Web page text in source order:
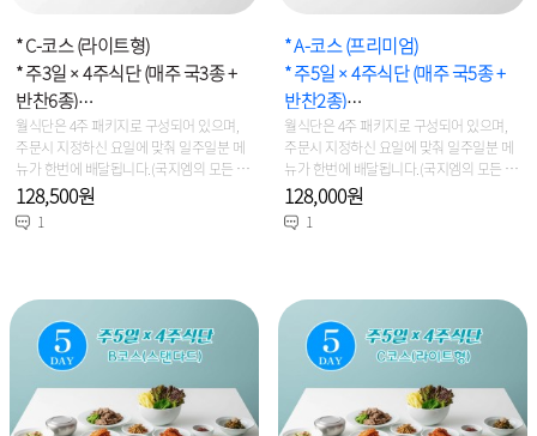
* C-코스 (라이트형)
* 주3일 × 4주식단 (매주 국3종 +
반찬6종)
* 용 량 : 2인~3인 선택주문
월식단은 4주 패키지로 구성되어 있으며,
주문시 지정하신 요일에 맞춰 일주일분 메
뉴가 한번에 배달됩니다.(국지엠의 모든 제
품은 신선냉장식이며, 당일생산/당일출고
를 원칙으로 합니다)
128,500원
1
* A-코스 (프리미엄)
* 주5일 × 4주식단 (매주 국5종 +
반찬2종)
* 용 량 : 2인~3인 선택주문
월식단은 4주 패키지로 구성되어 있으며,
주문시 지정하신 요일에 맞춰 일주일분 메
뉴가 한번에 배달됩니다.(국지엠의 모든 제
품은 신선냉장식이며, 당일생산/당일출고
를 원칙으로 합니다)
128,000원
1